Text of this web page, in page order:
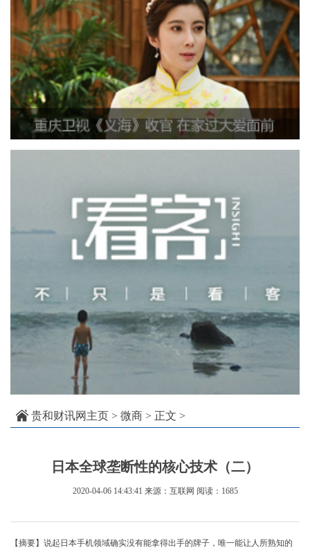
贵和财讯网主页 > 微商 > 正文 >
日本全球垄断性的核心技术（二）
2020-04-06 14:43:41 来源：互联网 阅读：1685
【摘要】说起日本手机领域确实没有能拿得出手的牌子，唯一能让人所熟知的